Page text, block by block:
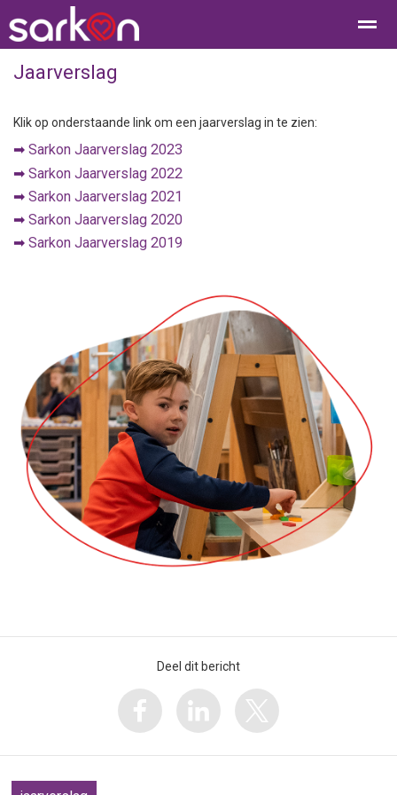
Home Bellen
Jaarverslag
Klik op onderstaande link om een jaarverslag in te zien:
➡︎ Sarkon Jaarverslag 2023
➡︎ Sarkon Jaarverslag 2022
➡︎ Sarkon Jaarverslag 2021
➡︎ Sarkon Jaarverslag 2020
➡︎ Sarkon Jaarverslag 2019
Deel dit bericht